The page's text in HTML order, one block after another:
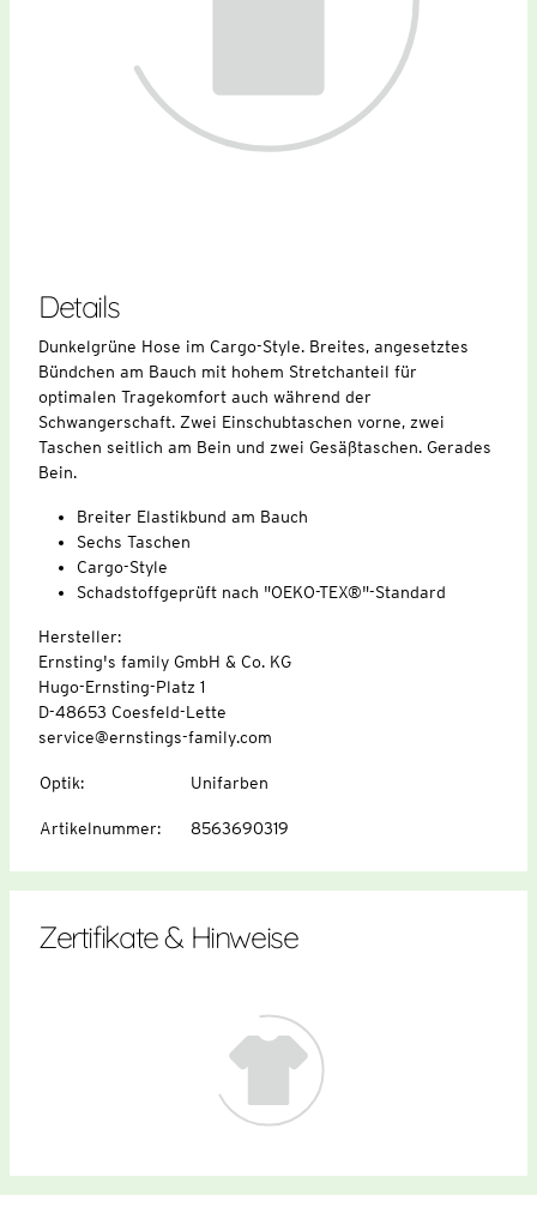
Details
Dunkelgrüne Hose im Cargo-Style. Breites, angesetztes
Bündchen am Bauch mit hohem Stretchanteil für
optimalen Tragekomfort auch während der
Schwangerschaft. Zwei Einschubtaschen vorne, zwei
Taschen seitlich am Bein und zwei Gesäßtaschen. Gerades
Bein.
Breiter Elastikbund am Bauch
Sechs Taschen
Cargo-Style
Schadstoffgeprüft nach "OEKO-TEX®"-Standard
Hersteller:
Ernsting's family GmbH & Co. KG
Hugo-Ernsting-Platz 1
D-48653 Coesfeld-Lette
service@ernstings-family.com
Optik: Unifarben
Artikelnummer: 8563690319
Zertifikate & Hinweise